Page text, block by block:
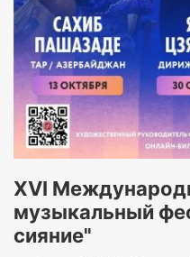
XVI
музыкальный
сияние"